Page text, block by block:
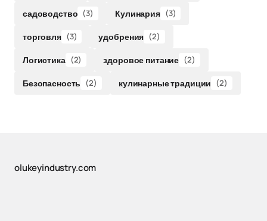
садоводство (3) Кулинария (3)
торговля (3) удобрения (2)
Логистика (2) здоровое питание (2)
Безопасность (2) кулинарные традиции (2)
olukeyindustry.com